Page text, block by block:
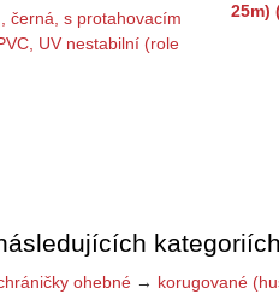
25m)
ohebné → korugované